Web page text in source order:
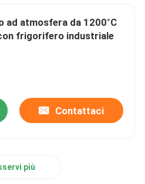
ad atmosfera da 1200°C
frigorifero industriale
Contattaci
più